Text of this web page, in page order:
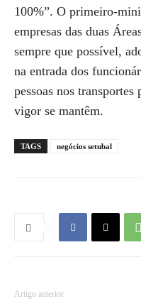
100%”. O primeiro-
empresas das duas
sempre que possível,
na entrada dos
pessoas nos
vigor se mantêm.
TAGS negócios setubal
Artigo anterior